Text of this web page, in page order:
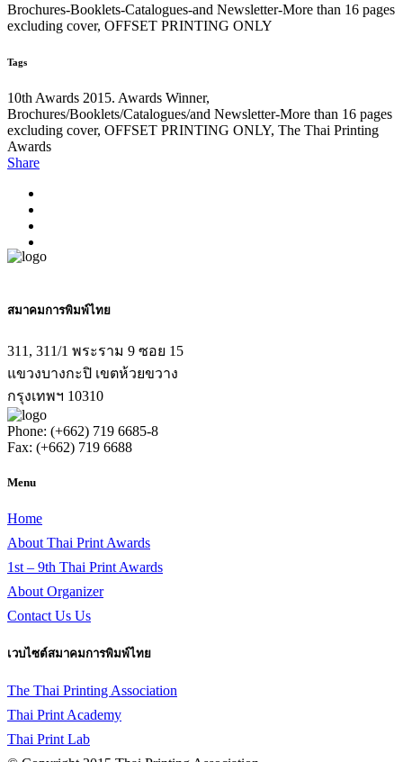
Brochures-Booklets-Catalogues-and Newsletter-More than 16 pages
excluding cover, OFFSET PRINTING ONLY
Tags
10th Awards 2015. Awards Winner,
Brochures/Booklets/Catalogues/and Newsletter-More than 16 pages
excluding cover, OFFSET PRINTING ONLY, The Thai Printing
Awards
Share
สมาคมการพิมพ์ไทย
311, 311/1 พระราม 9 ซอย 15
แขวงบางกะปิ เขตห้วยขวาง
กรุงเทพฯ 10310
Phone: (+662) 719 6685-8
Fax: (+662) 719 6688
Menu
Home
About Thai Print Awards
1st – 9th Thai Print Awards
About Organizer
Contact Us Us
เวบไซต์สมาคมการพิมพ์ไทย
The Thai Printing Association
Thai Print Academy
Thai Print Lab